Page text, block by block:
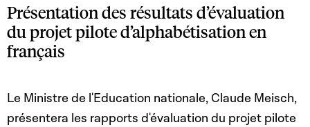
Présentation des résultats d’évaluation
du projet pilote d’alphabétisation en
français
Le Ministre de l'Education nationale, Claude Meisch,
présentera les rapports d'évaluation du projet pilote